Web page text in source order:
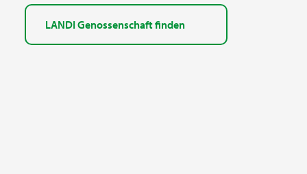
LANDI Genossenschaft finden